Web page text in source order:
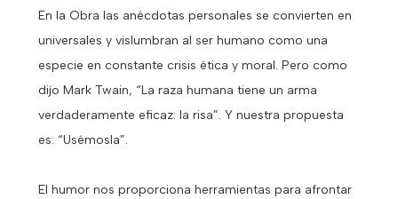
En la Obra las anécdotas personales se convierten en
universales y vislumbran al ser humano como una
especie en constante crisis ética y moral. Pero como
dijo Mark Twain, “La raza humana tiene un arma
verdaderamente eficaz: la risa”. Y nuestra propuesta
es: “Usémosla”.
El humor nos proporciona herramientas para afrontar